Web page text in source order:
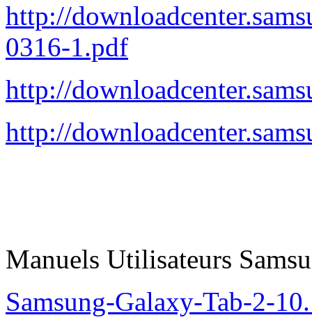
http://
0316-1.pdf
http://
http://
Manuels Utilisateurs
Samsung-Galaxy-Tab-2-